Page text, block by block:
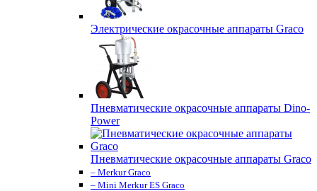
Электрические окрасочные аппараты Graco
Пневматические окрасочные аппараты Dino-
Power
Пневматические окрасочные аппараты Graco
– Merkur Graco
– Mini Merkur ES Graco